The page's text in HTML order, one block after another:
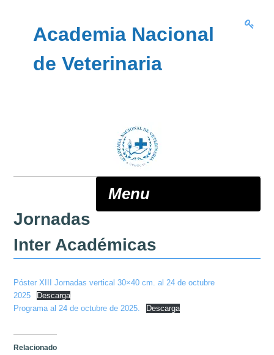
Academia Nacional
de Veterinaria
Menu
ANV
Directiva
Jornadas
Inter Académicas
Póster XIII Jornadas vertical 30×40 cm. al 24 de octubre
2025
Descarga
Programa al 24 de octubre de 2025.
Descarga
Relacionado